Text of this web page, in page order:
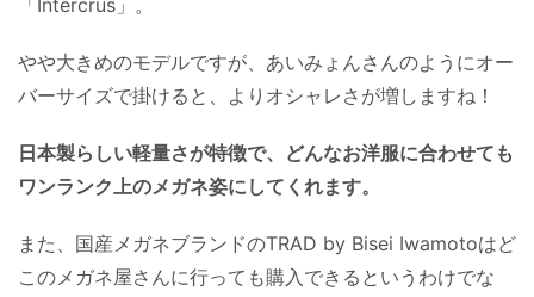
「Intercrus」。
やや大きめのモデルですが、あいみょんさんのようにオー
バーサイズで掛けると、よりオシャレさが増しますね！
日本製らしい軽量さが特徴で、どんなお洋服に合わせても
ワンランク上のメガネ姿にしてくれます。
また、国産メガネブランドのTRAD by Bisei Iwamotoはど
このメガネ屋さんに行っても購入できるというわけでな